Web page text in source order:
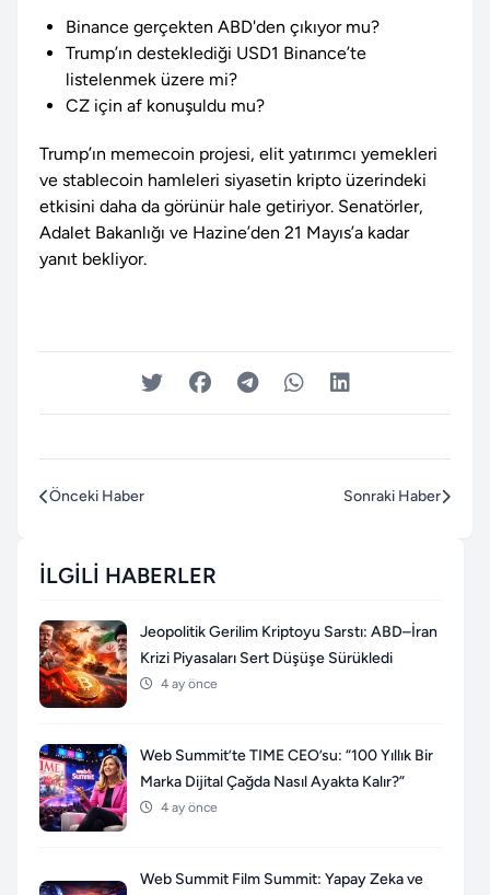
Binance gerçekten ABD'den çıkıyor mu?
Trump’ın desteklediği USD1 Binance’te
listelenmek üzere mi?
CZ için af konuşuldu mu?
Trump’ın memecoin projesi, elit yatırımcı yemekleri
ve stablecoin hamleleri siyasetin kripto üzerindeki
etkisini daha da görünür hale getiriyor. Senatörler,
Adalet Bakanlığı ve Hazine’den 21 Mayıs’a kadar
yanıt bekliyor.
Önceki Haber Sonraki Haber
İLGILI HABERLER
Jeopolitik Gerilim Kriptoyu Sarstı: ABD–İran
Krizi Piyasaları Sert Düşüşe Sürükledi
4 ay önce
Web Summit’te TIME CEO’su: “100 Yıllık Bir
Marka Dijital Çağda Nasıl Ayakta Kalır?”
4 ay önce
Web Summit Film Summit: Yapay Zeka ve